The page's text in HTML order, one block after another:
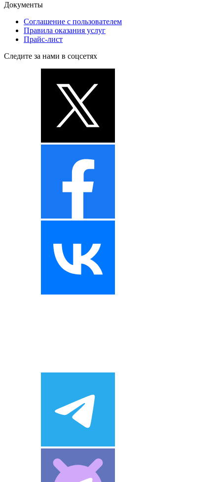
Документы
Соглашение с пользователем
Правила оказания услуг
Прайс-лист
Следите за нами в соцсетях